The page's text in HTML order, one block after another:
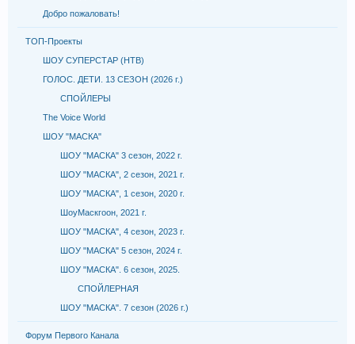
Добро пожаловать!
ТОП-Проекты
ШОУ СУПЕРСТАР (НТВ)
ГОЛОС. ДЕТИ. 13 СЕЗОН (2026 г.)
СПОЙЛЕРЫ
The Voice World
ШОУ "МАСКА"
ШОУ "МАСКА" 3 сезон, 2022 г.
ШОУ "МАСКА", 2 сезон, 2021 г.
ШОУ "МАСКА", 1 сезон, 2020 г.
ШоуМаскгоон, 2021 г.
ШОУ "МАСКА", 4 сезон, 2023 г.
ШОУ "МАСКА" 5 сезон, 2024 г.
ШОУ "МАСКА". 6 сезон, 2025.
СПОЙЛЕРНАЯ
ШОУ "МАСКА". 7 сезон (2026 г.)
Форум Первого Канала